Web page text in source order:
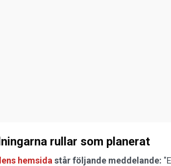
rullar som planerat
hemsida står följande meddelande: